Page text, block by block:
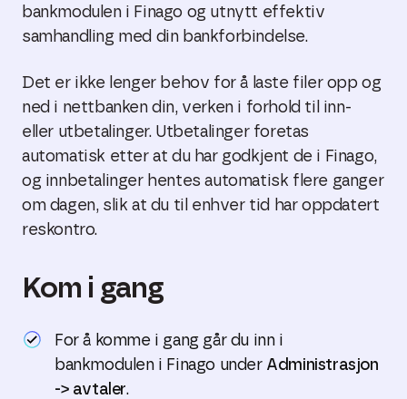
bankmodulen i Finago og utnytt effektiv
samhandling med din bankforbindelse.
Det er ikke lenger behov for å laste filer opp og
ned i nettbanken din, verken i forhold til inn-
eller utbetalinger. Utbetalinger foretas
automatisk etter at du har godkjent de i Finago,
og innbetalinger hentes automatisk flere ganger
om dagen, slik at du til enhver tid har oppdatert
reskontro.
Kom i gang
For å komme i gang går du inn i
bankmodulen i Finago under Administrasjon
-> avtaler.